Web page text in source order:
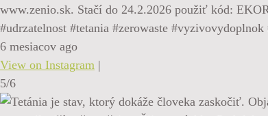
www.zenio.sk. Stačí do 24.2.2026 použiť kód:
#udrzatelnost #tetania #zerowaste #vyzivovydoplnok
6 mesiacov ago
View on Instagram |
5/6